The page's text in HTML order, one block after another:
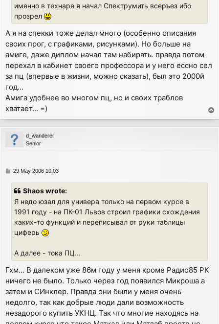
именно в технаре я начал Спектрумить всеръез ибо
прозрел
А я на спекки тоже делал много (особенно описания
своих прог, с графиками, рисунками). Но больше на
амиге, даже диплом начал там набирать. правда потом
перехал в кабинет своего профессора и у него ессно сел
за пц (впервые в жизни, можно сказать), был это 2000й
год...
Амига удобнее во многом пц, но и своих траблов
хватает... =)
o
p
d_wanderer
Senior
P29 May 2006 10:03
Shaos wrote:
Я недо юзал для универа только на первом курсе в
1991 году - на ПК-01 Львов строил графики схождения
каких-то функций и переписывал от руки таблицы
циферь
А далее - тока ПЦ...
Гхм... В далеком уже 86м году у меня кроме Радио85 РК
ничего не было. Только через год появился Микроша а
затем и СИнклер. Правда они были у меня очень
недолго, так как добрые люди дали возможность
незадорого купить УКНЦ. Так что многие находясь на